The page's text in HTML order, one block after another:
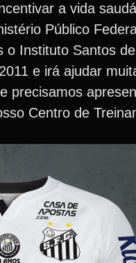
a vida
Público
o Instituto Santos
e irá ajudar
precisamos
Centro de